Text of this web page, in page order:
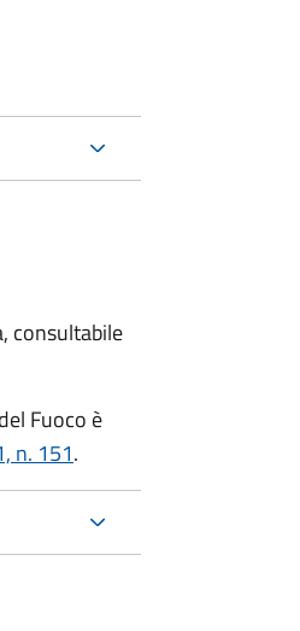
consultabile
Fuoco è
n. 151.